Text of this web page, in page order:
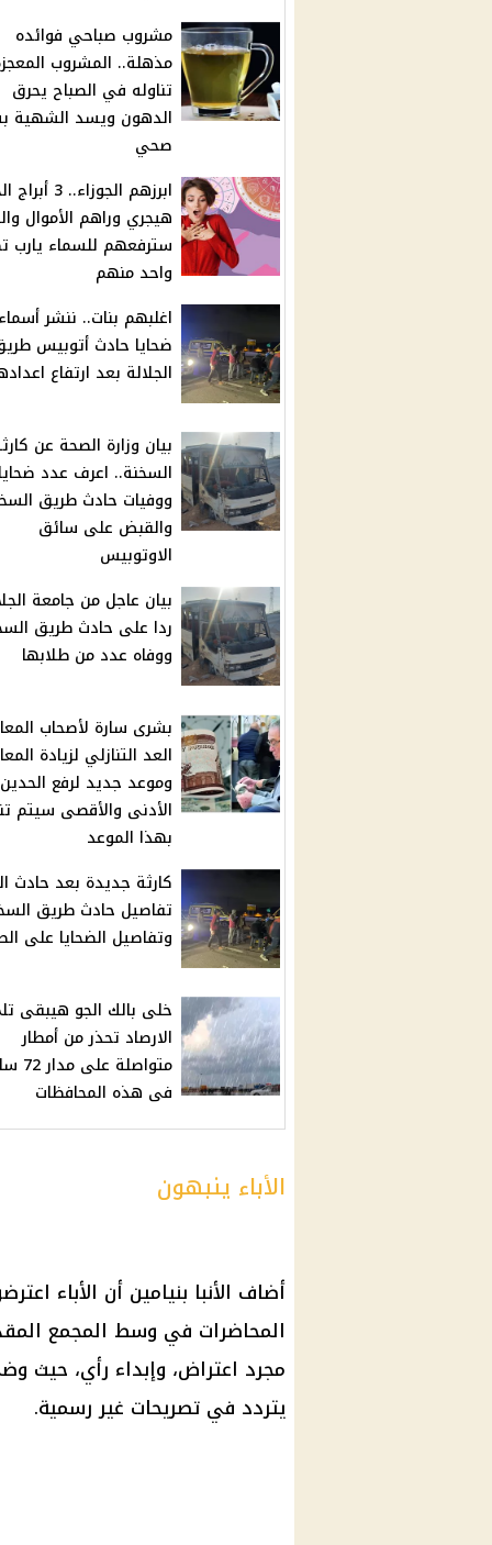
مشروب صباحي فوائده
مذهلة.. المشروب
تناوله في الصباح يحرق
الدهون ويسد الشهية
صحي
ابرزهم الجوزاء.. 3
هيجري وراهم الأموال
سترفعهم للسماء يارب
واحد منهم
اغلبهم بنات.. ننشر
ضحايا حادث أتوبيس
الجلالة بعد ارتفاع
بيان وزارة الصحة عن
السخنة.. اعرف عدد
ووفيات حادث طريق
والقبض على سائق
الاوتوبيس
بيان عاجل من جامعة
ردا على حادث طريق
ووفاه عدد من طلابها
بشرى سارة لأصحاب
العد التنازلي لزيادة
وموعد جديد لرفع الحدين
الأدنى والأقصى سيتم
بهذا الموعد
كارثة جديدة بعد حادث
تفاصيل حادث طريق
وتفاصيل الضحايا على
خلى بالك الجو هيبقى
الارصاد تحذر من أمطار
فى هذه المحافظات
الأباء ينبهون
أضاف الأنبا بنيامين أن الأباء
المحاضرات في وسط المجمع
مجرد اعتراض، وإبداء رأي، حيث
يتردد في تصريحات غير رسمية.